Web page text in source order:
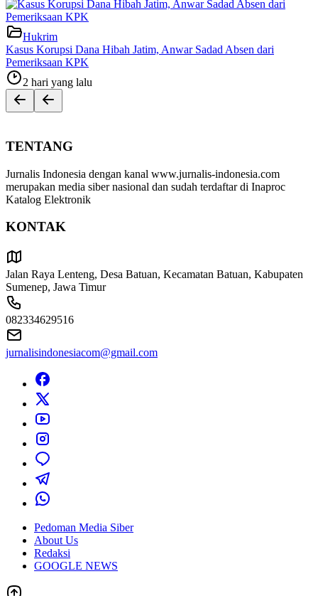
Hukrim
Kasus Korupsi Dana Hibah Jatim, Anwar Sadad Absen dari
Pemeriksaan KPK
2 hari yang lalu
TENTANG
Jurnalis Indonesia dengan kanal www.jurnalis-indonesia.com
merupakan media siber nasional dan sudah terdaftar di Inaproc
Katalog Elektronik
KONTAK
Jalan Raya Lenteng, Desa Batuan, Kecamatan Batuan, Kabupaten
Sumenep, Jawa Timur
082334629516
jurnalisindonesiacom@gmail.com
Pedoman Media Siber
About Us
Redaksi
GOOGLE NEWS